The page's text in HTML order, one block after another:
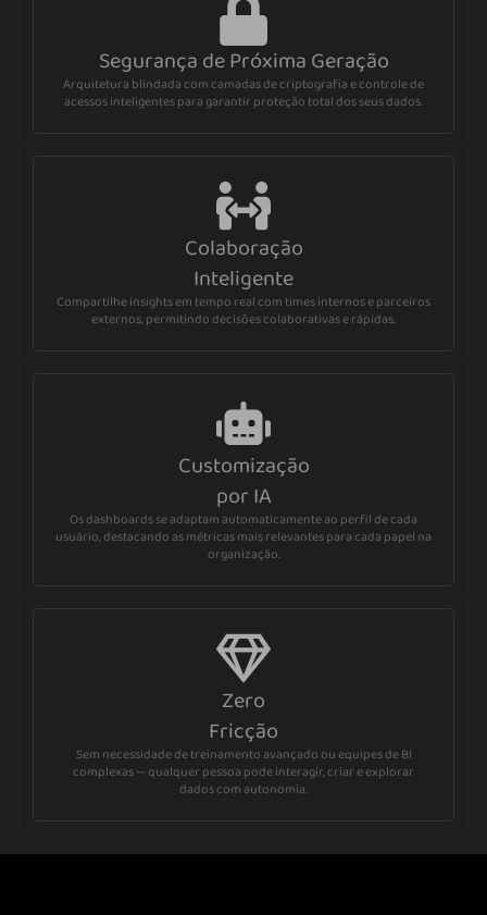
Segurança de Próxima Geração
Arquitetura blindada com camadas de criptografia e controle de
acessos inteligentes para garantir proteção total dos seus dados.
Colaboração
Inteligente
Compartilhe insights em tempo real com times internos e parceiros
externos, permitindo decisões colaborativas e rápidas.
Customização
por IA
Os dashboards se adaptam automaticamente ao perfil de cada
usuário, destacando as métricas mais relevantes para cada papel na
organização.
Zero
Fricção
Sem necessidade de treinamento avançado ou equipes de BI
complexas — qualquer pessoa pode interagir, criar e explorar
dados com autonomia.